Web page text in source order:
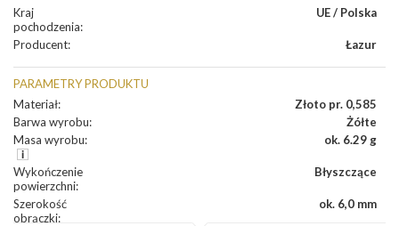
Kraj
pochodzenia:
UE / Polska
Producent: Łazur
PARAMETRY PRODUKTU
Materiał:
Złoto pr. 0,585
Barwa wyrobu:
Żółte
Masa wyrobu: ok. 6.29 g
Wykończenie
powierzchni:
Błyszczące
Szerokość
obrączki:
ok. 6,0 mm